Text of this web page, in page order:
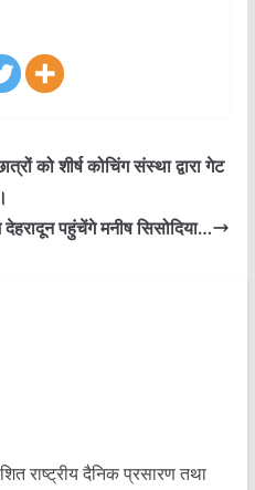
को शीर्ष कोचिंग संस्था द्वारा गेट
पहुंचेंगे मनीष सिसोदिया…
राष्ट्रीय दैनिक प्रसारण तथा